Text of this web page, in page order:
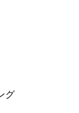
グ